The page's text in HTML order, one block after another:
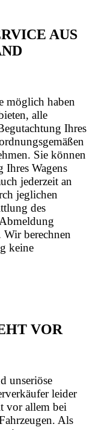
AUS
möglich haben
alle
Ihres
Sie können
Wagens
jederzeit an
jeglichen
des
Wir berechnen
keine
VOR
unseriöse
leider
vor allem bei
Als